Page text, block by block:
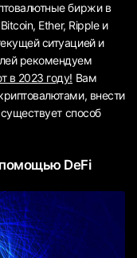
биржи в
Ether, Ripple и
ситуацией и
рекомендуем
в 2023 году! Вам
внести
способ
DeFi